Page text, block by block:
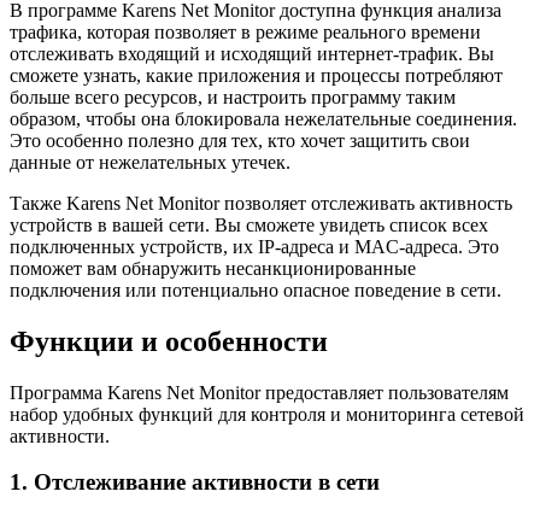
В программе Karens Net Monitor доступна функция анализа
трафика, которая позволяет в режиме реального времени
отслеживать входящий и исходящий интернет-трафик. Вы
сможете узнать, какие приложения и процессы потребляют
больше всего ресурсов, и настроить программу таким
образом, чтобы она блокировала нежелательные соединения.
Это особенно полезно для тех, кто хочет защитить свои
данные от нежелательных утечек.
Также Karens Net Monitor позволяет отслеживать активность
устройств в вашей сети. Вы сможете увидеть список всех
подключенных устройств, их IP-адреса и MAC-адреса. Это
поможет вам обнаружить несанкционированные
подключения или потенциально опасное поведение в сети.
Функции и особенности
Программа Karens Net Monitor предоставляет пользователям
набор удобных функций для контроля и мониторинга сетевой
активности.
1. Отслеживание активности в сети